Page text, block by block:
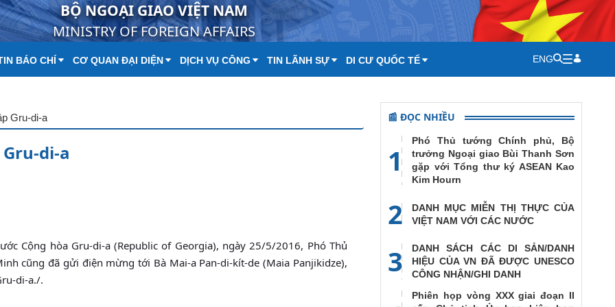
BỘ NGOẠI GIAO VIỆT NAM
MINISTRY OF FOREIGN AFFAIRS
BÁO CHÍ CƠ QUAN ĐẠI DIỆN DỊCH VỤ CÔNG TIN LÃNH SỰ DI CƯ QUỐC TẾ ENG
Gru-di-a
di-a
Cộng hòa Gru-di-a (Republic of Georgia), ngày 25/5/2016, Phó Thủ
cũng đã gửi điện mừng tới Bà Mai-a Pan-di-kít-de (Maia Panjikidze),
di-a./.
📰 ĐỌC NHIỀU
1
Phó Thủ tướng Chính phủ, Bộ
trưởng Ngoại giao Bùi Thanh Sơn
gặp với Tổng thư ký ASEAN Kao
Kim Hourn
2
DANH MỤC MIỄN THỊ THỰC CỦA
VIỆT NAM VỚI CÁC NƯỚC
3
DANH SÁCH CÁC DI SẢN/DANH
HIỆU CỦA VN ĐÃ ĐƯỢC UNESCO
CÔNG NHẬN/GHI DANH
Phiên họp vòng XXX giai đoạn II